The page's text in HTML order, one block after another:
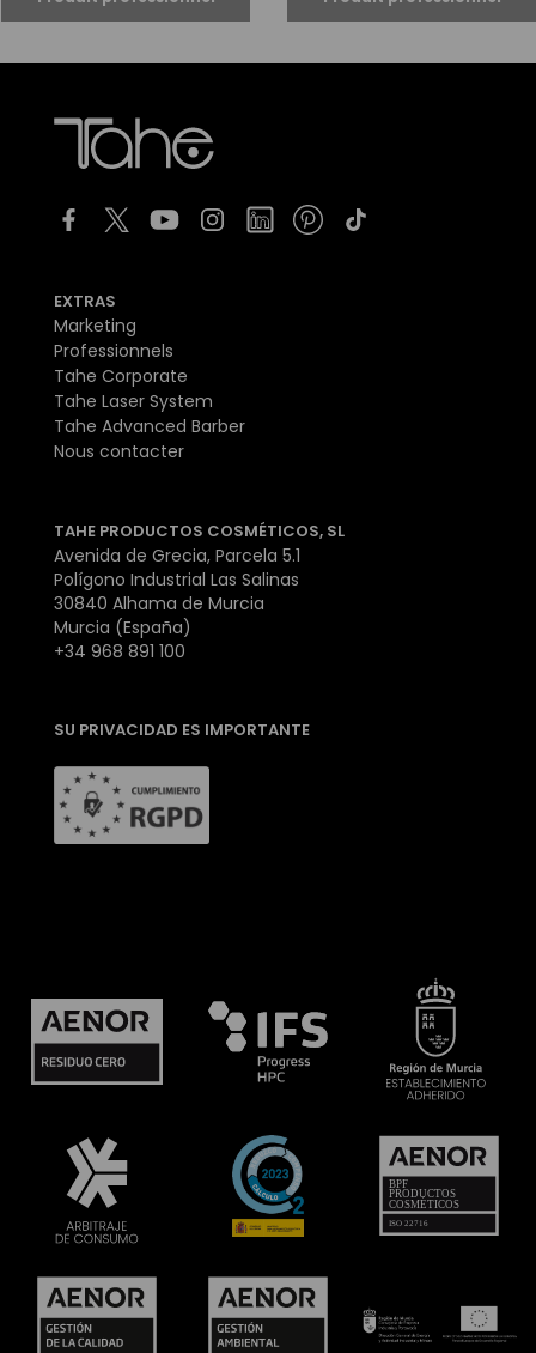
EXTRAS
Marketing
Professionnels
Tahe Corporate
Tahe Laser System
Tahe Advanced Barber
Nous contacter
TAHE PRODUCTOS COSMÉTICOS, SL
Avenida de Grecia, Parcela 5.1
Polígono Industrial Las Salinas
30840 Alhama de Murcia
Murcia (España)
+34 968 891 100
SU PRIVACIDAD ES IMPORTANTE